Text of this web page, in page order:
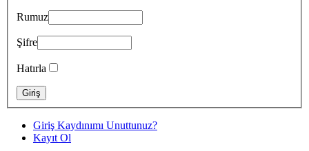
Rumuz
Şifre
Hatırla
Giriş Kaydınımı Unuttunuz?
Kayıt Ol